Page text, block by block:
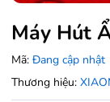
Máy Hút
Mã: Đang cập nhật
Thương hiệu: